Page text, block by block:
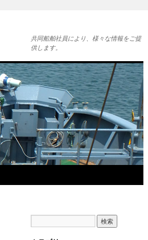
共同船舶社員により、様々な情報をご提
供します。